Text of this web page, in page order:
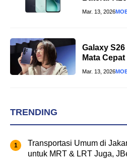
Mar. 13, 2026
Galaxy
Mata
Mar. 13, 2026
TRENDING
Transportasi Umum di
untuk MRT & LRT Juga,